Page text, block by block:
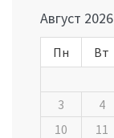
Август 2026
Пн Вт
3
4
10
11